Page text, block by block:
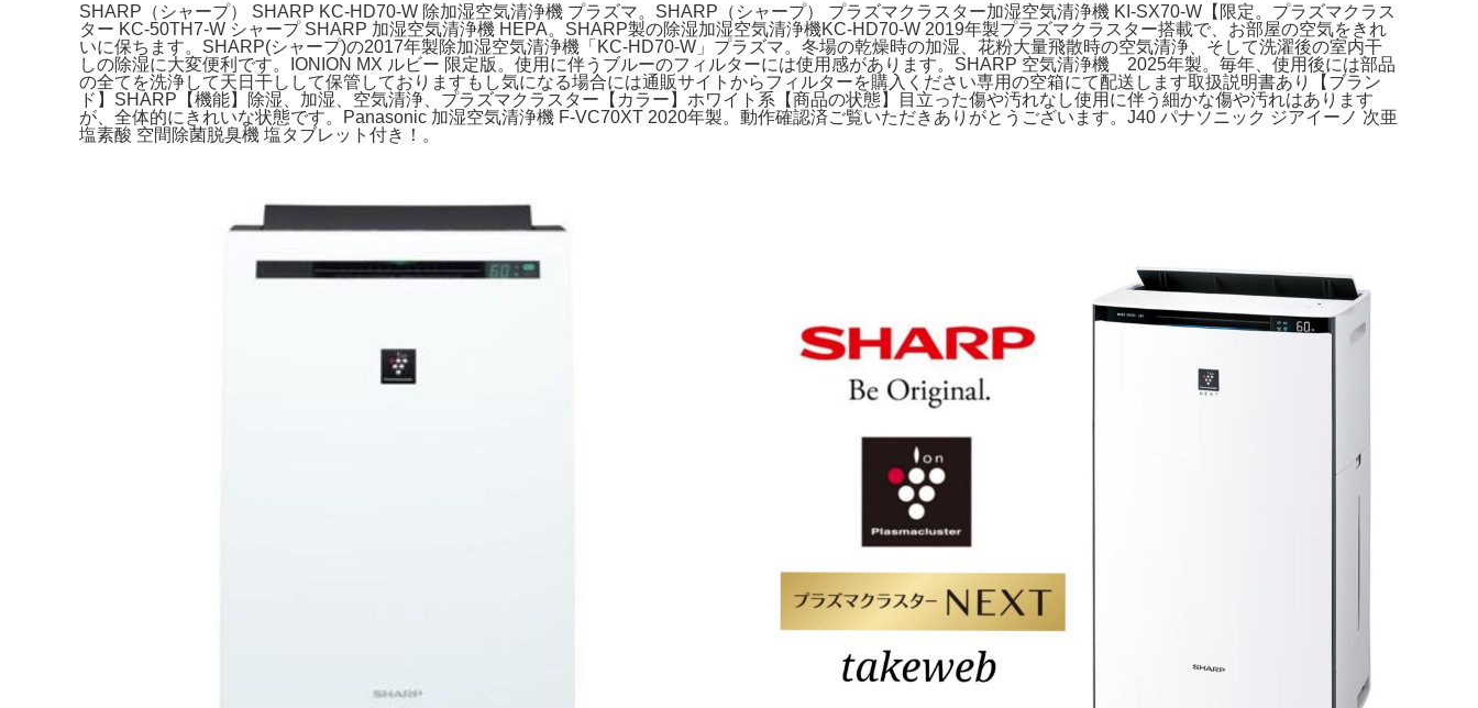
SHARP（シャープ） SHARP KC-HD70-W 除加湿空気清浄機 プラズマ。SHARP（シャープ） プラズマクラスター加湿空気清浄機 KI-SX70-W【限定。プラズマクラス
ター KC-50TH7-W シャープ SHARP 加湿空気清浄機 HEPA。SHARP製の除湿加湿空気清浄機KC-HD70-W 2019年製プラズマクラスター搭載で、お部屋の空気をきれ
いに保ちます。SHARP(シャープ)の2017年製除加湿空気清浄機「KC-HD70-W」プラズマ。冬場の乾燥時の加湿、花粉大量飛散時の空気清浄、そして洗濯後の室内干
しの除湿に大変便利です。IONION MX ルビー 限定版。使用に伴うブルーのフィルターには使用感があります。SHARP 空気清浄機 2025年製。毎年、使用後には部品
の全てを洗浄して天日干しして保管しておりますもし気になる場合には通販サイトからフィルターを購入ください専用の空箱にて配送します取扱説明書あり【ブラン
ド】SHARP【機能】除湿、加湿、空気清浄、プラズマクラスター【カラー】ホワイト系【商品の状態】目立った傷や汚れなし使用に伴う細かな傷や汚れはあります
が、全体的にきれいな状態です。Panasonic 加湿空気清浄機 F-VC70XT 2020年製。動作確認済ご覧いただきありがとうございます。J40 パナソニック ジアイーノ 次亜
塩素酸 空間除菌脱臭機 塩タブレット付き！。